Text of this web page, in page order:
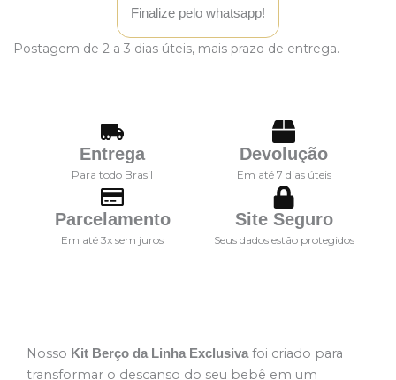
Finalize pelo whatsapp!
Postagem de 2 a 3 dias úteis, mais prazo de entrega.
Entrega
Para todo Brasil
Devolução
Em até 7 dias úteis
Parcelamento
Em até 3x sem juros
Site Seguro
Seus dados estão protegidos
Nosso Kit Berço da Linha Exclusivafoi criado para
transformar o descanso do seu bebê em um